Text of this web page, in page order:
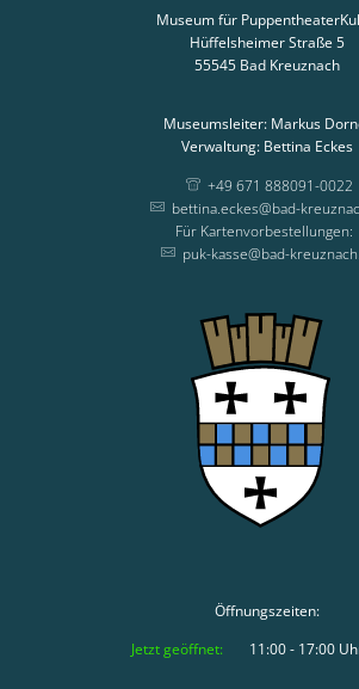
Museum für
Hüffelsheimer Straße 5
55545 Bad Kreuznach
Museumsleiter: Markus
Verwaltung: Bettina Eckes
+49 671 888091-0022
bettina.eckes@bad-
Für Kartenvorbestellungen:
puk-kasse@bad-
Öffnungszeiten:
Klicken, um weitere Öffnungs- oder
Jetzt geöffnet: 11:00- 17:00